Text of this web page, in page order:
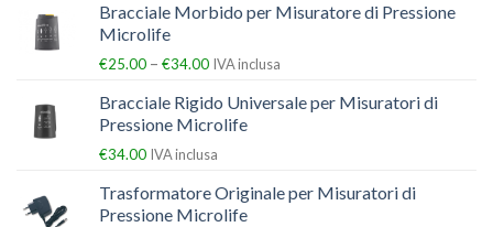
Bracciale Morbido per Misuratore di Pressione
Microlife
€25.00 – €34.00 IVA inclusa
Bracciale Rigido Universale per Misuratori di
Pressione Microlife
€34.00 IVA inclusa
Trasformatore Originale per Misuratori di
Pressione Microlife